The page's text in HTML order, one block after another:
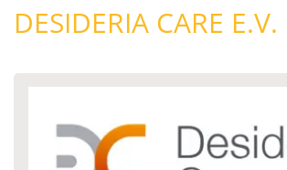
DESIDERIA CARE E.V.